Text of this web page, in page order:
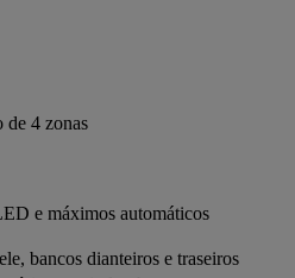
de 4 zonas
e máximos automáticos
bancos dianteiros e traseiros